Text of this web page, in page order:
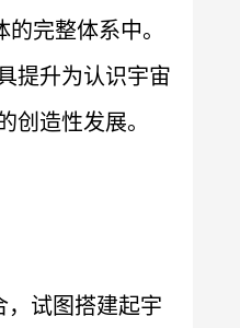
完整体系中。
提升为认识宇宙
造性发展。
试图搭建起宇